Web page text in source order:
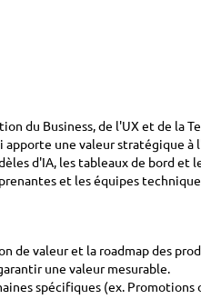
du Business, de l'UX et de la
une valeur stratégique
d'IA, les tableaux de bord et
et les équipes
de valeur et la roadmap des
une valeur mesurable.
spécifiques (ex.